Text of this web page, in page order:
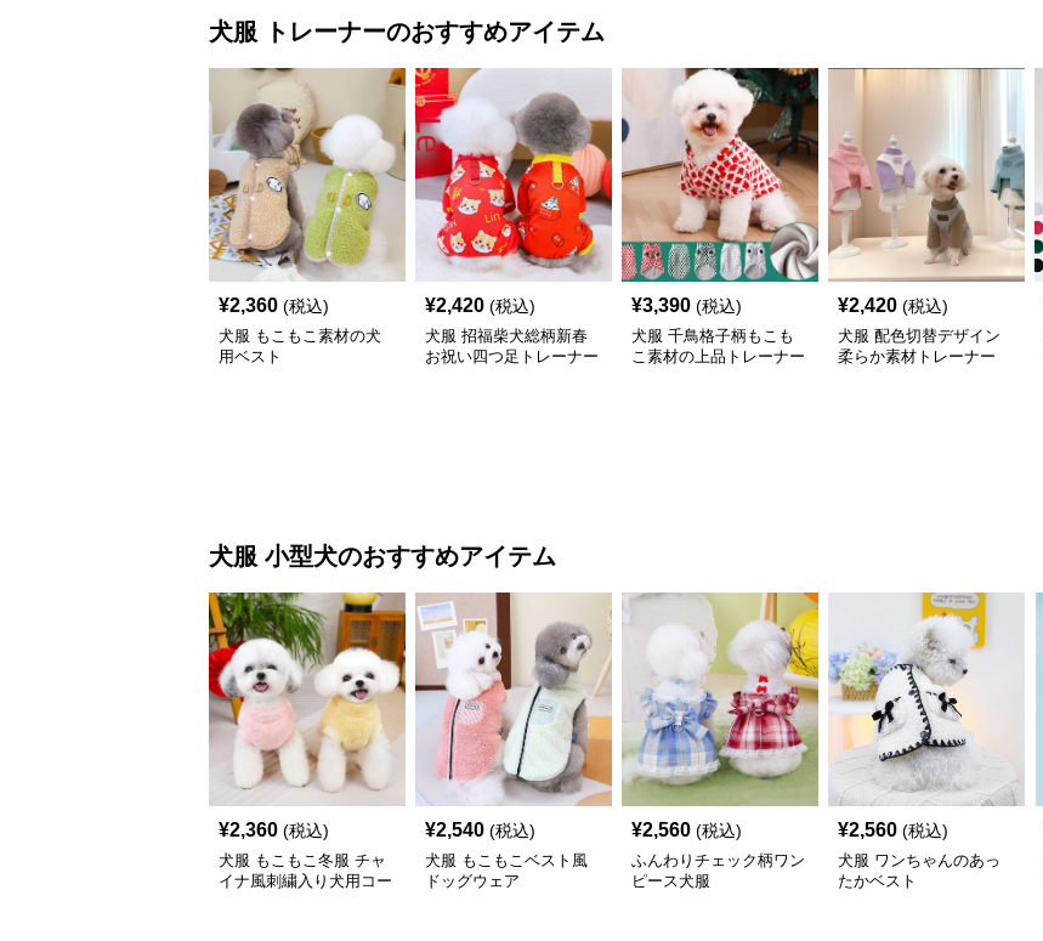
犬服 トレーナーのおすすめアイテム
¥2,360 (税込)
犬服 もこもこ素材の犬
用ベスト
¥2,420 (税込)
犬服 招福柴犬総柄新春
お祝い四つ足トレーナー
¥3,390 (税込)
犬服 千鳥格子柄もこも
こ素材の上品トレーナー
¥2,420 (税込)
犬服 配色切替デザイン
柔らか素材トレーナー
犬服 小型犬のおすすめアイテム
¥2,360 (税込)
犬服 もこもこ冬服 チャ
イナ風刺繍入り犬用コー
¥2,540 (税込)
犬服 もこもこベスト風
ドッグウェア
¥2,560 (税込)
ふんわりチェック柄ワン
ピース犬服
¥2,560 (税込)
犬服 ワンちゃんのあっ
たかベスト